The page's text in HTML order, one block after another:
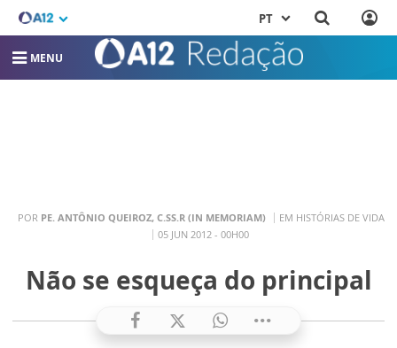
PT
MENU
POR PE. ANTÔNIO QUEIROZ, C.SS.R (IN MEMORIAM)
EM HISTÓRIAS DE VIDA
05 JUN 2012 - 00H00
Não se esqueça do principal